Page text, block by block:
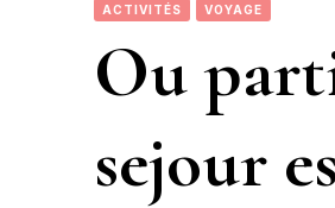
ACTIVITÉS VOYAGE
Ou
sejour